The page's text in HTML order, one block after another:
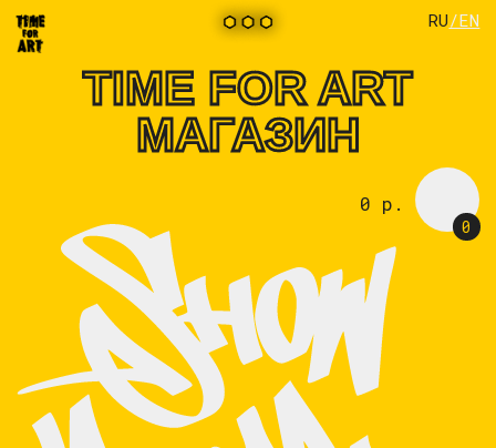
TIME FOR ART
МАГАЗИН
0 р.